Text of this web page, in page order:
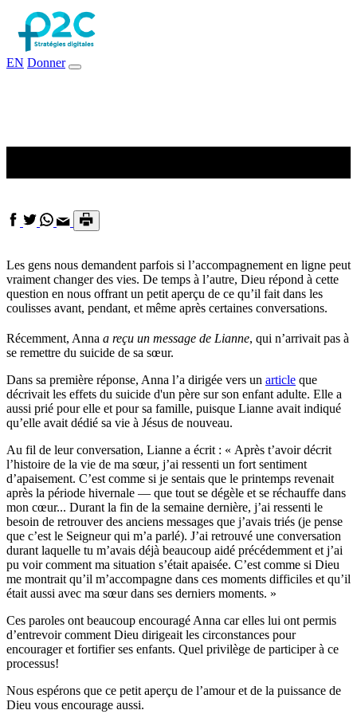
EN Donner
Les gens nous demandent parfois si l’accompagnement en ligne peut
vraiment changer des vies. De temps à l’autre, Dieu répond à cette
question en nous offrant un petit aperçu de ce qu’il fait dans les
coulisses avant, pendant, et même après certaines conversations.
Récemment, Anna a reçu un message de Lianne, qui n’arrivait pas à
se remettre du suicide de sa sœur.
Dans sa première réponse, Anna l’a dirigée vers un article que
décrivait les effets du suicide d'un père sur son enfant adulte. Elle a
aussi prié pour elle et pour sa famille, puisque Lianne avait indiqué
qu’elle avait dédié sa vie à Jésus de nouveau.
Au fil de leur conversation, Lianne a écrit : « Après t’avoir décrit
l’histoire de la vie de ma sœur, j’ai ressenti un fort sentiment
d’apaisement. C’est comme si je sentais que le printemps revenait
après la période hivernale — que tout se dégèle et se réchauffe dans
mon cœur... Durant la fin de la semaine dernière, j’ai ressenti le
besoin de retrouver des anciens messages que j’avais triés (je pense
que c’est le Seigneur qui m’a parlé). J’ai retrouvé une conversation
durant laquelle tu m’avais déjà beaucoup aidé précédemment et j’ai
pu voir comment ma situation s’était apaisée. C’est comme si Dieu
me montrait qu’il m’accompagne dans ces moments difficiles et qu’il
était aussi avec ma sœur dans ses derniers moments. »
Ces paroles ont beaucoup encouragé Anna car elles lui ont permis
d’entrevoir comment Dieu dirigeait les circonstances pour
encourager et fortifier ses enfants. Quel privilège de participer à ce
processus!
Nous espérons que ce petit aperçu de l’amour et de la puissance de
Dieu vous encourage aussi.